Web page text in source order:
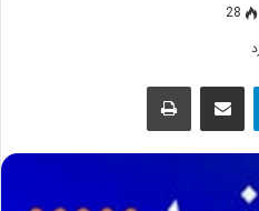
28
اشتراک گذاری از طریق ایمیل